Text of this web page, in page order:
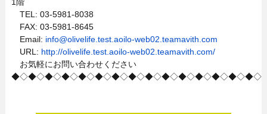
TEL: 03-5981-8038
FAX: 03-5981-8645
Email: info@olivelife.test.aoilo-web02.teamavith.com
URL: http://olivelife.test.aoilo-web02.teamavith.com/
お気軽にお問い合わせください
◆◇◆◇◆◇◆◇◆◇◆◇◆◇◆◇◆◇◆◇◆◇◆◇◆◇◆◇◆◇